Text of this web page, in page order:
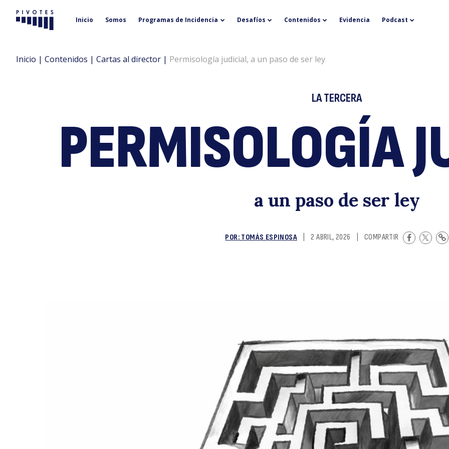
a
Pivotes Inicio Somos Programas de Incidencia Desafíos Contenidos Evidencia Podcast
Inicio | Contenidos | Cartas al director | Permisología judicial, a un paso de ser ley
LA TERCERA
PERMISOLOGÍA
a un paso de ser ley
POR: TOMÁS ESPINOSA 2 ABRIL, 2026 COMPARTIR